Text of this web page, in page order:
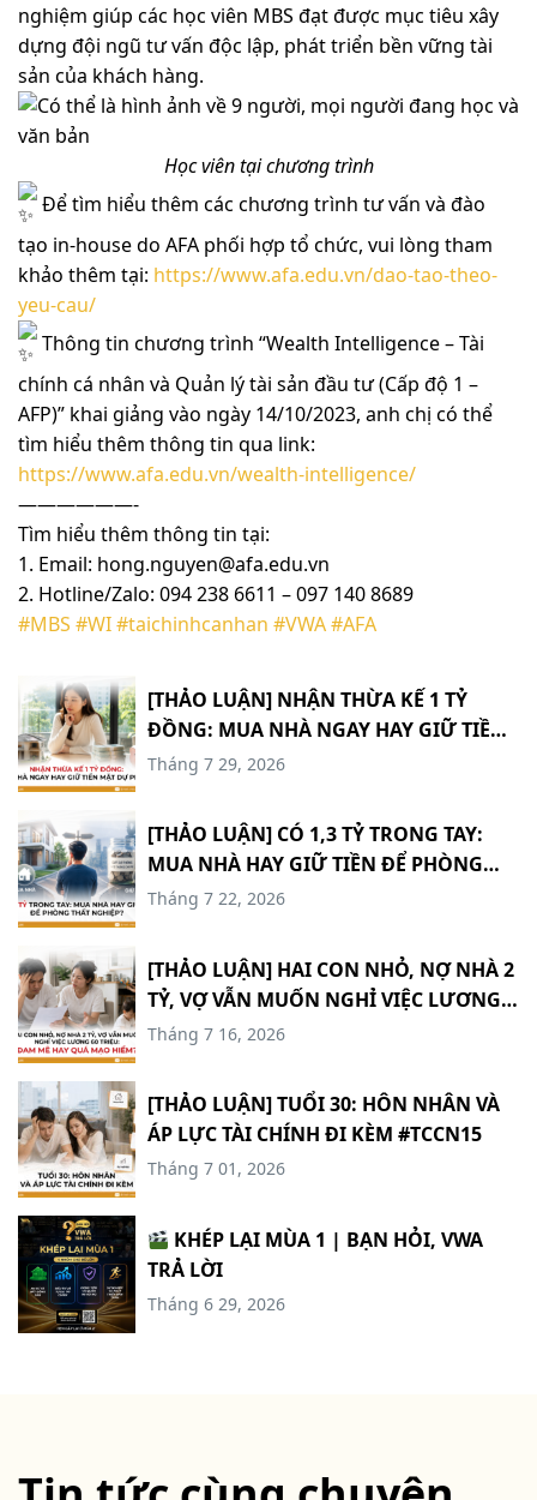
nghiệm giúp các học viên MBS đạt được mục tiêu xây
dựng đội ngũ tư vấn độc lập, phát triển bền vững tài
sản của khách hàng.
Học viên tại chương trình
Để tìm hiểu thêm các chương trình tư vấn và đào
tạo in-house do AFA phối hợp tổ chức, vui lòng tham
khảo thêm tại: https://www.afa.edu.vn/dao-tao-theo-
yeu-cau/
Thông tin chương trình “Wealth Intelligence – Tài
chính cá nhân và Quản lý tài sản đầu tư (Cấp độ 1 –
AFP)” khai giảng vào ngày 14/10/2023, anh chị có thể
tìm hiểu thêm thông tin qua link:
https://www.afa.edu.vn/wealth-intelligence/
——————-
Tìm hiểu thêm thông tin tại:
1. Email: hong.nguyen@afa.edu.vn
2. Hotline/Zalo: 094 238 6611 – 097 140 8689
#MBS #WI#taichinhcanhan #VWA#AFA
[THẢO LUẬN] NHẬN THỪA KẾ 1 TỶ
ĐỒNG: MUA NHÀ NGAY HAY GIỮ TIỀN
MẶT DỰ PHÒNG? #TCCN18
Tháng 7 29, 2026
[THẢO LUẬN] CÓ 1,3 TỶ TRONG TAY:
MUA NHÀ HAY GIỮ TIỀN ĐỂ PHÒNG
Tháng 7 22, 2026
[THẢO LUẬN] HAI CON NHỎ, NỢ NHÀ 2
TỶ, VỢ VẪN MUỐN NGHỈ VIỆC LƯƠNG
60 TRIỆU: ĐAM MÊ HAY QUÁ MẠO
Tháng 7 16, 2026
[THẢO LUẬN] TUỔI 30: HÔN NHÂN VÀ
ÁP LỰC TÀI CHÍNH ĐI KÈM #TCCN15
Tháng 7 01, 2026
KHÉP LẠI MÙA 1 | BẠN HỎI, VWA
TRẢ LỜI
Tháng 6 29, 2026